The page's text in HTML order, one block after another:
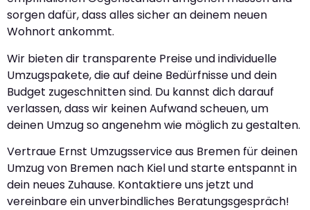
sorgen dafür, dass alles sicher an deinem neuen
Wohnort ankommt.
Wir bieten dir transparente Preise und individuelle
Umzugspakete, die auf deine Bedürfnisse und dein
Budget zugeschnitten sind. Du kannst dich darauf
verlassen, dass wir keinen Aufwand scheuen, um
deinen Umzug so angenehm wie möglich zu gestalten.
Vertraue Ernst Umzugsservice aus Bremen für deinen
Umzug von Bremen nach Kiel und starte entspannt in
dein neues Zuhause. Kontaktiere uns jetzt und
vereinbare ein unverbindliches Beratungsgespräch!